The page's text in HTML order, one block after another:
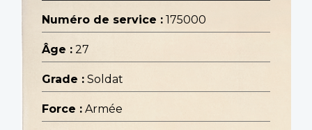
Numéro de service : 175000
Âge : 27
Grade : Soldat
Force : Armée